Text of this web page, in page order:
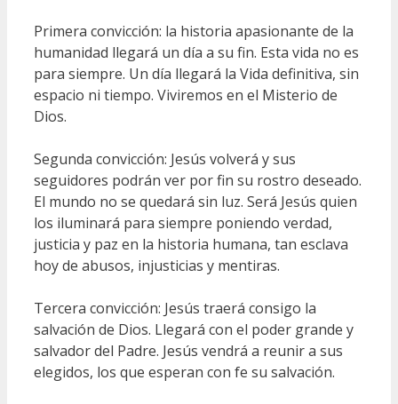
Primera convicción: la historia apasionante de la
humanidad llegará un día a su fin. Esta vida no es
para siempre. Un día llegará la Vida definitiva, sin
espacio ni tiempo. Viviremos en el Misterio de
Dios.
Segunda convicción: Jesús volverá y sus
seguidores podrán ver por fin su rostro deseado.
El mundo no se quedará sin luz. Será Jesús quien
los iluminará para siempre poniendo verdad,
justicia y paz en la historia humana, tan esclava
hoy de abusos, injusticias y mentiras.
Tercera convicción: Jesús traerá consigo la
salvación de Dios. Llegará con el poder grande y
salvador del Padre. Jesús vendrá a reunir a sus
elegidos, los que esperan con fe su salvación.